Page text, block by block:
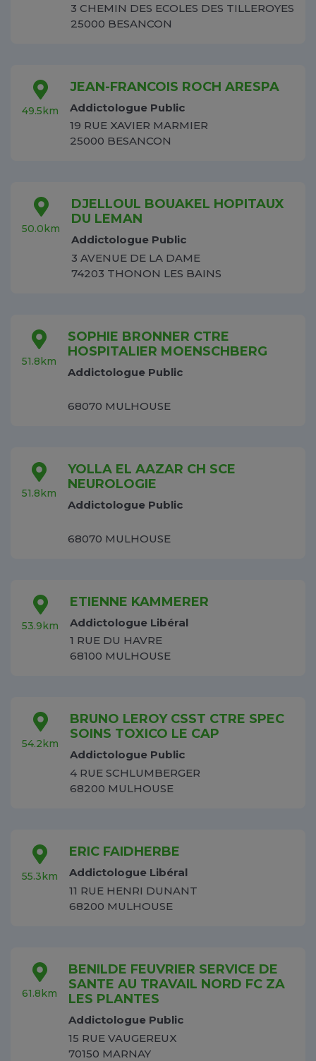
3 CHEMIN DES ECOLES DES TILLEROYES
25000 BESANCON
49.5km
JEAN-FRANCOIS ROCH ARESPA
Addictologue Public
19 RUE XAVIER MARMIER
25000 BESANCON
50.0km
DJELLOUL BOUAKEL HOPITAUX
DU LEMAN
Addictologue Public
3 AVENUE DE LA DAME
74203 THONON LES BAINS
51.8km
SOPHIE BRONNER CTRE
HOSPITALIER MOENSCHBERG
Addictologue Public
68070 MULHOUSE
51.8km
YOLLA EL AAZAR CH SCE
NEUROLOGIE
Addictologue Public
68070 MULHOUSE
53.9km
ETIENNE KAMMERER
Addictologue Libéral
1 RUE DU HAVRE
68100 MULHOUSE
54.2km
BRUNO LEROY CSST CTRE SPEC
SOINS TOXICO LE CAP
Addictologue Public
4 RUE SCHLUMBERGER
68200 MULHOUSE
55.3km
ERIC FAIDHERBE
Addictologue Libéral
11 RUE HENRI DUNANT
68200 MULHOUSE
61.8km
BENILDE FEUVRIER SERVICE DE
SANTE AU TRAVAIL NORD FC ZA
LES PLANTES
Addictologue Public
15 RUE VAUGEREUX
70150 MARNAY